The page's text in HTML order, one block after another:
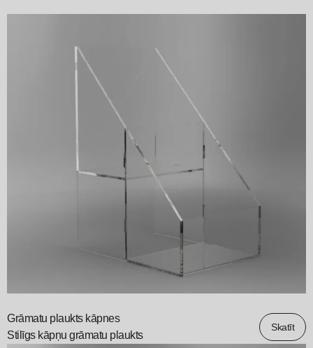
Grāmatu plaukts kāpnes
Stilīgs kāpņu grāmatu plaukts
Skatīt